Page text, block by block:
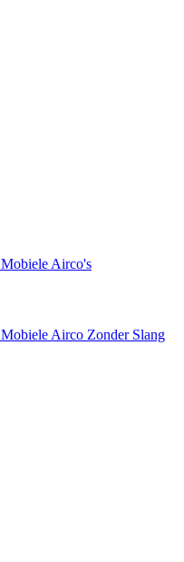
Mobiele Airco's
Mobiele Airco Zonder Slang